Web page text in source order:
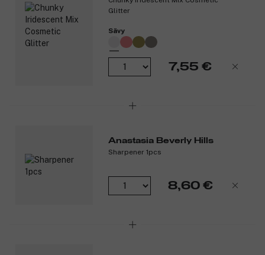
Glitter
Sävy
7,55 €
Anastasia Beverly Hills
Sharpener 1pcs
8,60 €